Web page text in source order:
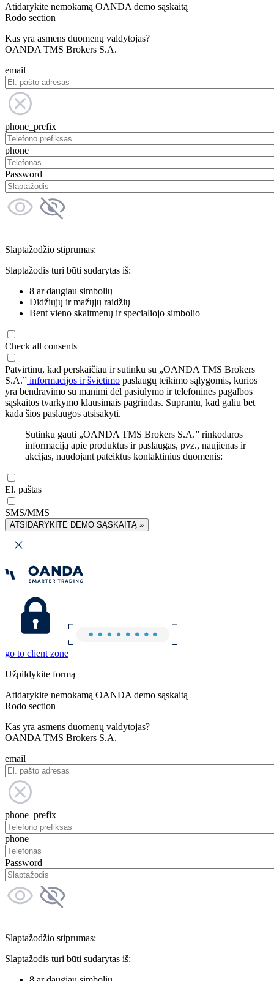
Atidarykite nemokamą OANDA demo sąskaitą
Rodo section
Kas yra asmens duomenų valdytojas?
OANDA TMS Brokers S.A.
email
phone_prefix
phone
Password
Slaptažodžio stiprumas:
Slaptažodis turi būti sudarytas iš:
8 ar daugiau simbolių
Didžiųjų ir mažųjų raidžių
Bent vieno skaitmenų ir specialiojo simbolio
Check all consents
Patvirtinu, kad perskaičiau ir sutinku su „OANDA TMS Brokers
S.A.” informacijos ir švietimo paslaugų teikimo sąlygomis, kurios
yra bendravimo su manimi dėl pasiūlymo ir telefoninės pagalbos
sąskaitos tvarkymo klausimais pagrindas. Suprantu, kad galiu bet
kada šios paslaugos atsisakyti.
Sutinku gauti „OANDA TMS Brokers S.A.” rinkodaros
informaciją apie produktus ir paslaugas, pvz., naujienas ir
akcijas, naudojant pateiktus kontaktinius duomenis:
El. paštas
SMS/MMS
ATSIDARYKITE DEMO SĄSKAITĄ »
go to client zone
Užpildykite formą
Atidarykite nemokamą OANDA demo sąskaitą
Rodo section
Kas yra asmens duomenų valdytojas?
OANDA TMS Brokers S.A.
email
phone_prefix
phone
Password
Slaptažodžio stiprumas:
Slaptažodis turi būti sudarytas iš: